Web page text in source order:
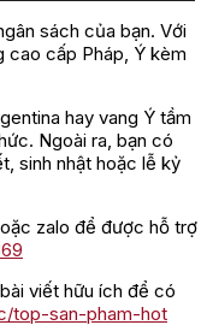
sách của bạn. Với
cấp Pháp, Ý kèm
hay vang Ý tầm
Ngoài ra, bạn có
sinh nhật hoặc lễ kỷ
zalo để được hỗ trợ
viết hữu ích để có
top-san-pham-hot